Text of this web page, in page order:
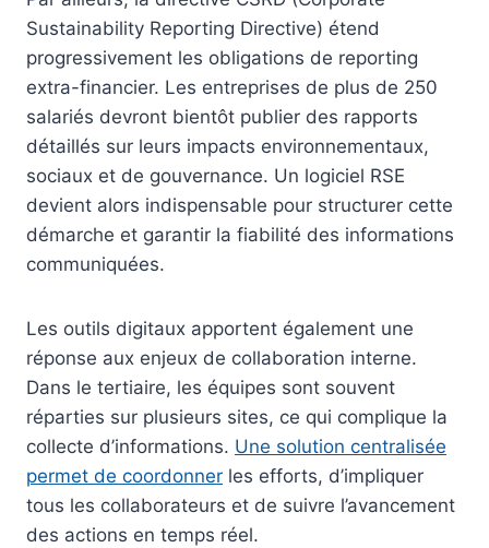
Sustainability Reporting Directive) étend
progressivement les obligations de reporting
extra-financier. Les entreprises de plus de 250
salariés devront bientôt publier des rapports
détaillés sur leurs impacts environnementaux,
sociaux et de gouvernance. Un logiciel RSE
devient alors indispensable pour structurer cette
démarche et garantir la fiabilité des informations
communiquées.
Les outils digitaux apportent également une
réponse aux enjeux de collaboration interne.
Dans le tertiaire, les équipes sont souvent
réparties sur plusieurs sites, ce qui complique la
collecte d’informations. Une solution centralisée
permet de coordonner les efforts, d’impliquer
tous les collaborateurs et de suivre l’avancement
des actions en temps réel.